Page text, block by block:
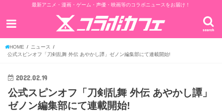
最新アニメ・漫画・ゲーム・声優・映画等のコラボニュースをお届け！
search
HOME
ニュース
公式スピンオフ「刀剣乱舞 外伝 あやかし譚」ゼノン編集部にて連載開始!
2022.02.19
公式スピンオフ「刀剣乱舞 外伝 あやかし譚」
ゼノン編集部にて連載開始!